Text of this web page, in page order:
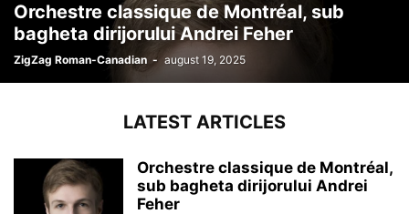
Orchestre classique de Montréal, sub
bagheta dirijorului Andrei Feher
ZigZag Roman-Canadian - august 19, 2025
LATEST ARTICLES
Orchestre classique de Montréal,
sub bagheta dirijorului Andrei
Feher